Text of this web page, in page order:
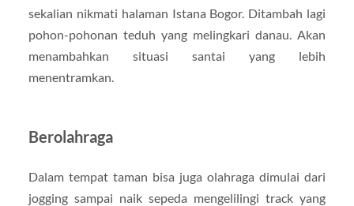
sekalian nikmati halaman Istana Bogor. Ditambah lagi
pohon-pohonan teduh yang melingkari danau. Akan
menambahkan situasi santai yang lebih
menentramkan.
Berolahraga
Dalam tempat taman bisa juga olahraga dimulai dari
jogging sampai naik sepeda mengelilingi track yang